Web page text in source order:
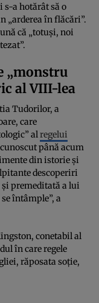
s-a hotărât să o
„arderea în flăcări”.
că „totuși, noi
„monstru
al VIII-lea
Tudorilor, a
care
alregelui
până acum
din istorie și
descoperiri
premeditată a lui
întâmple”, a
conetabil al
în care regele
răposata soție,